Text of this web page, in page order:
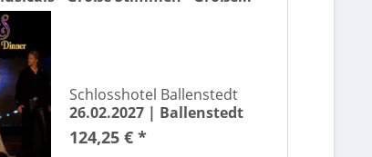
Alvaro Soler
Amon Amarth
Andrea Berg
Andreas Rebers
Andy Borg
Schlosshotel Ballenstedt
26.02.2027 | Ballenstedt
124,25 € *